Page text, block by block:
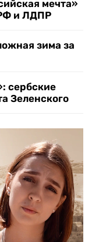
мечта»
и ЛДПР
зима за
сербские
Зеленского